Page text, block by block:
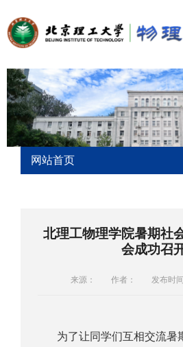
网站首页
北理工物理学院暑期社
会成功召
来源： 作者： 发布时
为了让同学们互相交流暑